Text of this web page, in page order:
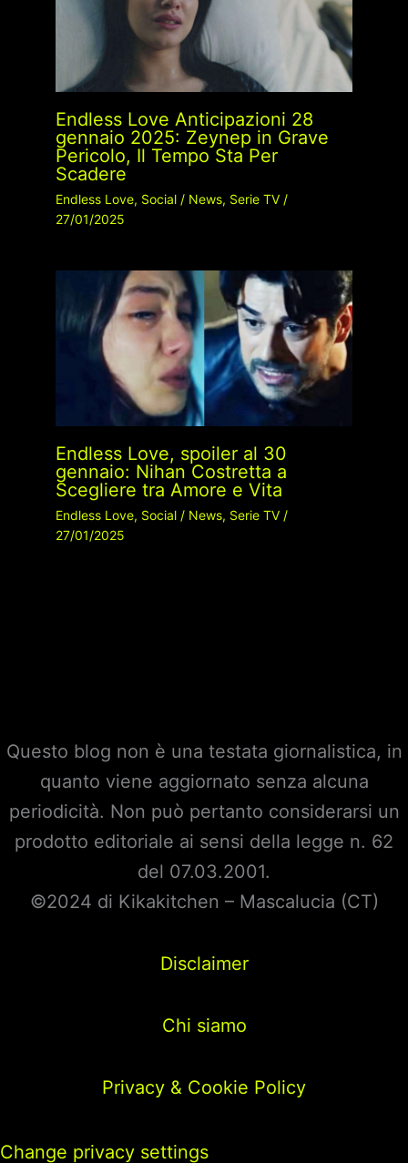
Endless Love Anticipazioni 28
gennaio 2025: Zeynep in Grave
Pericolo, Il Tempo Sta Per
Scadere
Endless Love, Social/ News, Serie TV/
27/01/2025
Endless Love, spoiler al 30
gennaio: Nihan Costretta a
Scegliere tra Amore e Vita
Endless Love, Social/ News, Serie TV/
27/01/2025
Questo blog non è una testata giornalistica, in
quanto viene aggiornato senza alcuna
periodicità. Non può pertanto considerarsi un
prodotto editoriale ai sensi della legge n. 62
del 07.03.2001.
©2024 di Kikakitchen – Mascalucia (CT)
Disclaimer
Chi siamo
Privacy & Cookie Policy
Change privacy settings